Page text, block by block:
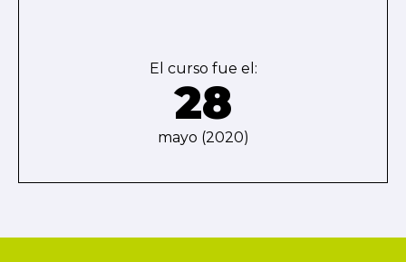
El curso fue el:
28
mayo (2020)